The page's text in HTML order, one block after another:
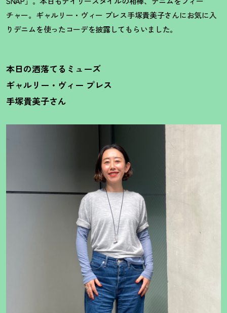
チャー。ギャルリー・ヴィー プレス手塚貴美子さんにお気に入
りデニムを使ったコーデを披露してもらいました。
本日の洒落てるミューズ
ギャルリー・ヴィー プレス
手塚貴美子さん